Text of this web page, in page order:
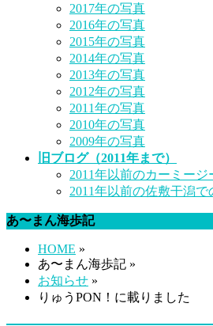
2017年の写真
2016年の写真
2015年の写真
2014年の写真
2013年の写真
2012年の写真
2011年の写真
2010年の写真
2009年の写真
旧ブログ（2011年まで）
2011年以前のカーミージ
2011年以前の佐敷干潟で
あ〜まん海歩記
HOME »
あ〜まん海歩記 »
お知らせ »
りゅうPON！に載りました